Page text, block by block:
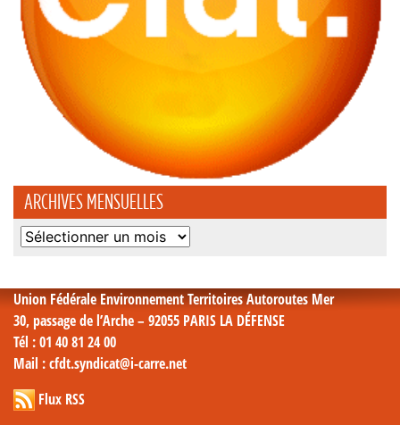
ARCHIVES MENSUELLES
Archives
Union Fédérale Environnement Territoires Autoroutes Mer
30, passage de l’Arche – 92055 PARIS LA DÉFENSE
Tél : 01 40 81 24 00
Mail : cfdt.syndicat@i-carre.net
Flux RSS